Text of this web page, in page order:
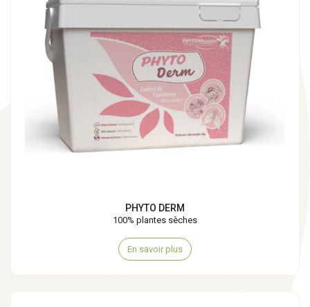
PHYTO DERM
100% plantes sèches
En savoir plus